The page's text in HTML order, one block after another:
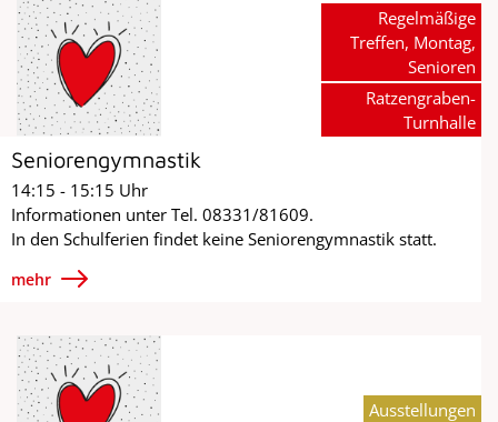
Seniorengymnastik
14:15 - 15:15 Uhr
Informationen unter Tel. 08331/81609.
In den Schulferien findet keine Seniorengymnastik statt.
mehr
Regelmäßige
Treffen, Montag,
Senioren
Ratzengraben-
Turnhalle
Ausstellungen